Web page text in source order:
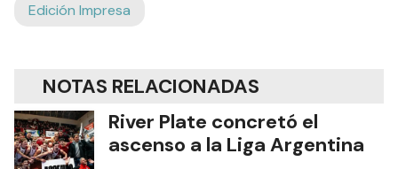
Edición Impresa
NOTAS RELACIONADAS
River Plate concretó el
ascenso a la Liga Argentina